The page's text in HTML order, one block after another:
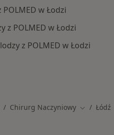
w Łodzi
z POLMED w Łodzi
z POLMED w Łodzi
Chirurg Naczyniowy ZmieńŁódź